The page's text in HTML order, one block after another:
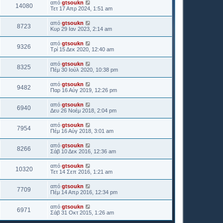
14080 από gtsoukn
Τετ 17 Απρ 2024, 1:51 am
8723 από gtsoukn
Κυρ 29 Ιαν 2023, 2:14 am
9326 από gtsoukn
Τρί 15 Δεκ 2020, 12:40 am
8325 από gtsoukn
Πέμ 30 Ιούλ 2020, 10:38 pm
9482 από gtsoukn
Παρ 16 Αύγ 2019, 12:26 pm
6940 από gtsoukn
Δευ 26 Νοέμ 2018, 2:04 pm
7954 από gtsoukn
Πέμ 16 Αύγ 2018, 3:01 am
8266 από gtsoukn
Σάβ 10 Δεκ 2016, 12:36 am
10320 από gtsoukn
Τετ 14 Σεπ 2016, 1:21 am
7709 από gtsoukn
Πέμ 14 Απρ 2016, 12:34 pm
6971 από gtsoukn
Σάβ 31 Οκτ 2015, 1:26 am